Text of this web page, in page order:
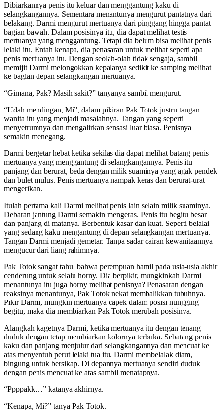
Dibiarkannya penis itu keluar dan menggantung kaku di
selangkangannya. Sementara menantunya mengurut pantatnya dari
belakang. Darmi mengurut mertuanya dari pinggang hingga pantat
bagian bawah. Dalam posisinya itu, dia dapat melihat testis
mertuanya yang menggantung. Tetapi dia belum bisa melihat penis
lelaki itu. Entah kenapa, dia penasaran untuk melihat seperti apa
penis mertuanya itu. Dengan seolah-olah tidak sengaja, sambil
memijit Darmi melongokkan kepalanya sedikit ke samping melihat
ke bagian depan selangkangan mertuanya.
“Gimana, Pak? Masih sakit?” tanyanya sambil mengurut.
“Udah mendingan, Mi”, dalam pikiran Pak Totok justru tangan
wanita itu yang menjadi masalahnya. Tangan yang seperti
menyetrumnya dan mengalirkan sensasi luar biasa. Penisnya
semakin menegang.
Darmi bergetar hebat ketika sekilas dia dapat melihat batang penis
mertuanya yang menggantung di selangkangannya. Penis itu
panjang dan berurat, beda dengan milik suaminya yang agak pendek
dan bulet mulus. Penis mertuanya nampak keras dan berurat-urat
mengerikan.
Itulah pertama kali Darmi melihat penis lain selain milik suaminya.
Debaran jantung Darmi semakin mengeras. Penis itu begitu besar
dan panjang di matanya. Berbentuk kasar dan kuat. Seperti belalai
yang sedang kaku mengantung di depan selangkangan mertuanya.
Tangan Darmi menjadi gemetar. Tanpa sadar cairan kewanitaannya
mengucur dari liang rahimnya.
Pak Totok sangat tahu, bahwa perempuan hamil pada usia-usia akhir
cenderung untuk selalu horny. Dia berpikir, mungkinkah Darmi
menantunya itu juga horny melihat penisnya? Penasaran dengan
reaksinya menantunya, Pak Totok nekat membalikkan tubuhnya.
Pikir Darmi, mungkin mertuanya capek dalam posisi nungging
begitu, maka dia membiarkan Pak Totok merubah posisinya.
Alangkah kagetnya Darmi, ketika mertuanya itu dengan tenang
duduk dengan tetap membiarkan kolornya terbuka. Sebatang penis
kaku dan panjang menjulur dari selangkangannya dan mencuat ke
atas menyentuh perut lelaki tua itu. Darmi membelalak diam,
bingung untuk bersikap. Di depannya mertuanya sendiri duduk
dengan penis mencuat ke atas sambil menatapnya.
“Ppppakk…” katanya akhirnya.
“Kenapa, Mi?” tanya Pak Totok.